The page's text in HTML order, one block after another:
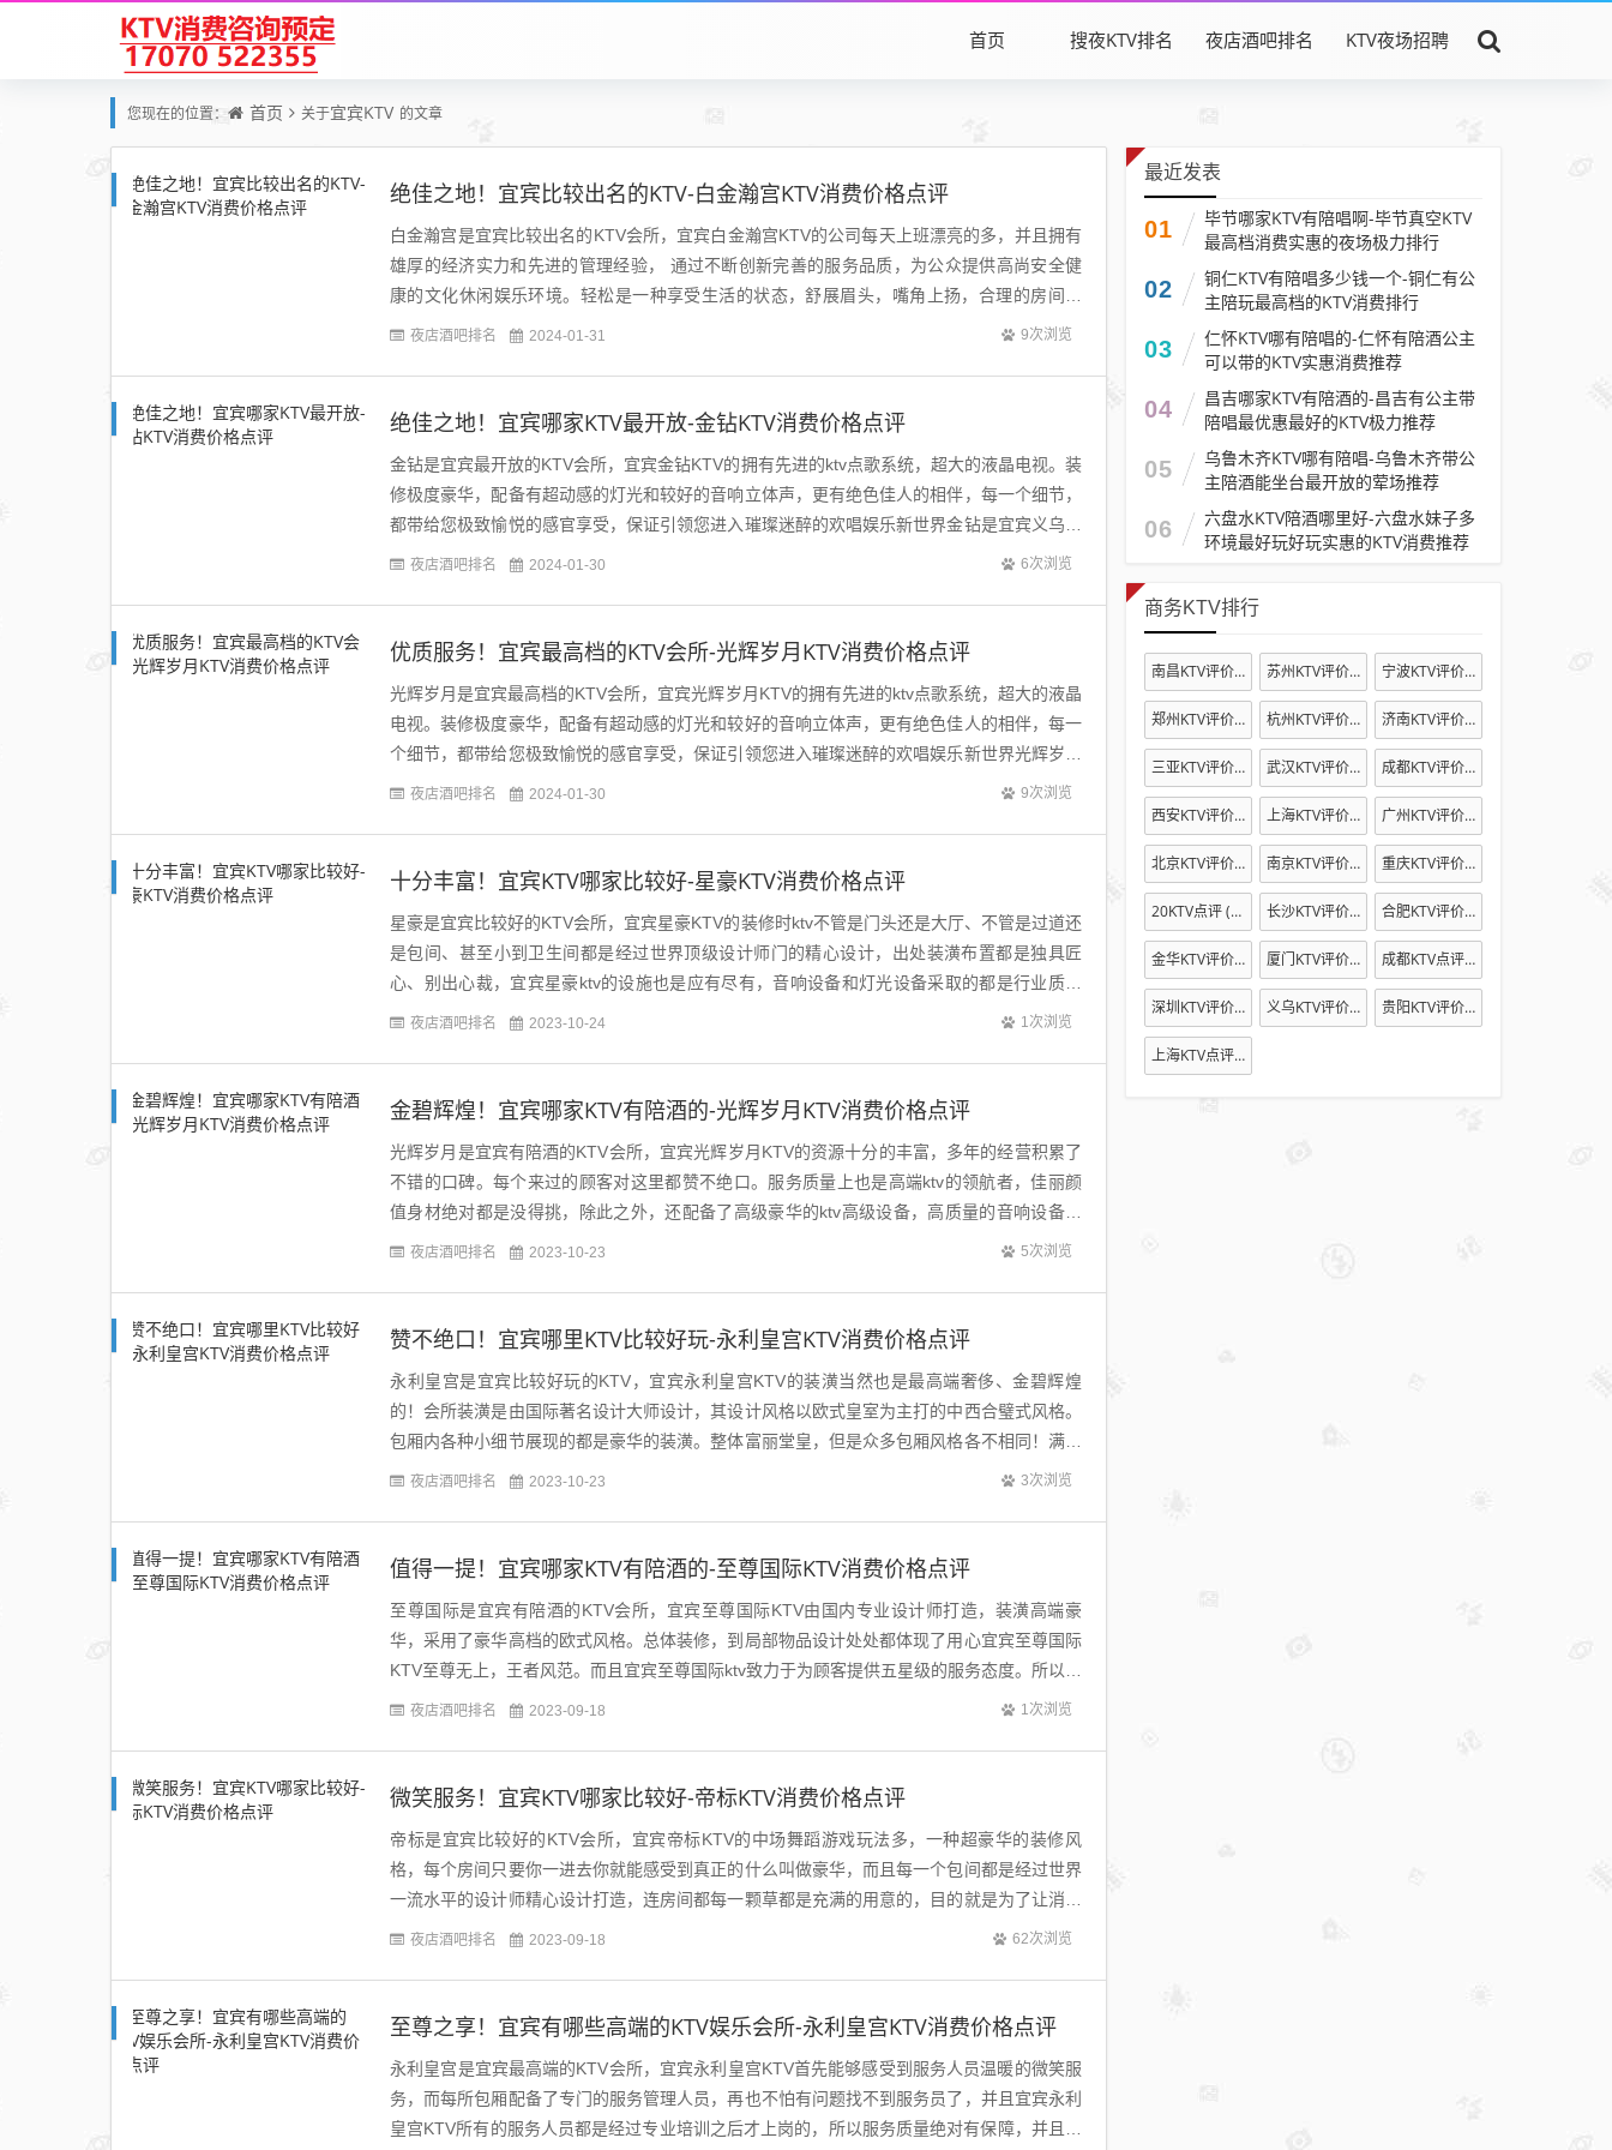
首页 搜夜KTV排名 夜店酒吧排名 KTV夜场招聘
您现在的位置： 首页 关于宜宾KTV 的文章
绝佳之地！宜宾比较出名的KTV-白金瀚宫KTV消费价格点评
白金瀚宫是宜宾比较出名的KTV会所，宜宾白金瀚宫KTV的公司每天上班漂亮的多，并且拥有
雄厚的经济实力和先进的管理经验， 通过不断创新完善的服务品质，为公众提供高尚安全健
康的文化休闲娱乐环境。轻松是一种享受生活的状态，舒展眉头，嘴角上扬，合理的房间布
局，高档舒适的布衣沙发，每一间包厢都用不同的风格装修...
夜店酒吧排名 2024-01-31 9次浏览
绝佳之地！宜宾哪家KTV最开放-金钻KTV消费价格点评
金钻是宜宾最开放的KTV会所，宜宾金钻KTV的拥有先进的ktv点歌系统，超大的液晶电视。装
修极度豪华，配备有超动感的灯光和较好的音响立体声，更有绝色佳人的相伴，每一个细节，
都带给您极致愉悦的感官享受，保证引领您进入璀璨迷醉的欢唱娱乐新世界金钻是宜宾义乌最
好玩的真空ktv，宜宾金钻ktv消拥有先进的k...
夜店酒吧排名 2024-01-30 6次浏览
优质服务！宜宾最高档的KTV会所-光辉岁月KTV消费价格点评
光辉岁月是宜宾最高档的KTV会所，宜宾光辉岁月KTV的拥有先进的ktv点歌系统，超大的液晶
电视。装修极度豪华，配备有超动感的灯光和较好的音响立体声，更有绝色佳人的相伴，每一
个细节，都带给您极致愉悦的感官享受，保证引领您进入璀璨迷醉的欢唱娱乐新世界光辉岁月
是宜宾义乌最好玩的真空ktv，宜宾光辉岁月kt...
夜店酒吧排名 2024-01-30 9次浏览
十分丰富！宜宾KTV哪家比较好-星豪KTV消费价格点评
星豪是宜宾比较好的KTV会所，宜宾星豪KTV的装修时ktv不管是门头还是大厅、不管是过道还
是包间、甚至小到卫生间都是经过世界顶级设计师门的精心设计，出处装潢布置都是独具匠
心、别出心裁，宜宾星豪ktv的设施也是应有尽有，音响设备和灯光设备采取的都是行业质量
最高的，在这里你可以享用音质极好的ktv设备进...
夜店酒吧排名 2023-10-24 1次浏览
金碧辉煌！宜宾哪家KTV有陪酒的-光辉岁月KTV消费价格点评
光辉岁月是宜宾有陪酒的KTV会所，宜宾光辉岁月KTV的资源十分的丰富，多年的经营积累了
不错的口碑。每个来过的顾客对这里都赞不绝口。服务质量上也是高端ktv的领航者，佳丽颜
值身材绝对都是没得挑，除此之外，还配备了高级豪华的ktv高级设备，高质量的音响设备和
灯光设备，你放心，绝对是一场视听盛宴，其次光辉...
夜店酒吧排名 2023-10-23 5次浏览
赞不绝口！宜宾哪里KTV比较好玩-永利皇宫KTV消费价格点评
永利皇宫是宜宾比较好玩的KTV，宜宾永利皇宫KTV的装潢当然也是最高端奢侈、金碧辉煌
的！会所装潢是由国际著名设计大师设计，其设计风格以欧式皇室为主打的中西合璧式风格。
包厢内各种小细节展现的都是豪华的装潢。整体富丽堂皇，但是众多包厢风格各不相同！满足
消费者的各种需求，其次宜宾永利皇宫ktv的佳人，都是...
夜店酒吧排名 2023-10-23 3次浏览
值得一提！宜宾哪家KTV有陪酒的-至尊国际KTV消费价格点评
至尊国际是宜宾有陪酒的KTV会所，宜宾至尊国际KTV由国内专业设计师打造，装潢高端豪
华，采用了豪华高档的欧式风格。总体装修，到局部物品设计处处都体现了用心宜宾至尊国际
KTV至尊无上，王者风范。而且宜宾至尊国际ktv致力于为顾客提供五星级的服务态度。所以在
场所内制定了严格的服务管理制度和规章，并且每位...
夜店酒吧排名 2023-09-18 1次浏览
微笑服务！宜宾KTV哪家比较好-帝标KTV消费价格点评
帝标是宜宾比较好的KTV会所，宜宾帝标KTV的中场舞蹈游戏玩法多，一种超豪华的装修风
格，每个房间只要你一进去你就能感受到真正的什么叫做豪华，而且每一个包间都是经过世界
一流水平的设计师精心设计打造，连房间都每一颗草都是充满的用意的，目的就是为了让消费
者体验到真正的放松和畅快之感，更多详情咨询静怡156...
夜店酒吧排名 2023-09-18 62次浏览
至尊之享！宜宾有哪些高端的KTV娱乐会所-永利皇宫KTV消费价格点评
永利皇宫是宜宾最高端的KTV会所，宜宾永利皇宫KTV首先能够感受到服务人员温暖的微笑服
务，而每所包厢配备了专门的服务管理人员，再也不怕有问题找不到服务员了，并且宜宾永利
皇宫KTV所有的服务人员都是经过专业培训之后才上岗的，所以服务质量绝对有保障，并且宜
最近发表
01
毕节哪家KTV有陪唱啊-毕节真空KTV
最高档消费实惠的夜场极力排行
02
铜仁KTV有陪唱多少钱一个-铜仁有公
主陪玩最高档的KTV消费排行
03
仁怀KTV哪有陪唱的-仁怀有陪酒公主
可以带的KTV实惠消费推荐
04
昌吉哪家KTV有陪酒的-昌吉有公主带
陪唱最优惠最好的KTV极力推荐
05
乌鲁木齐KTV哪有陪唱-乌鲁木齐带公
主陪酒能坐台最开放的荤场推荐
06
六盘水KTV陪酒哪里好-六盘水妹子多
环境最好玩好玩实惠的KTV消费推荐
商务KTV排行
南昌KTV评价
(8909) 苏州KTV评价
(4095) 宁波KTV评价
(4409)
郑州KTV评价
(2670) 杭州KTV评价
(4343) 济南KTV评价
(1995)
三亚KTV评价
(3364) 武汉KTV评价
(2924) 成都KTV评价
(7669)
西安KTV评价
(5213) 上海KTV评价
(14544) 广州KTV评价
(4472)
北京KTV评价
(4084) 南京KTV评价
(2997) 重庆KTV评价
(4761)
20KTV点评(6829) 长沙KTV评价
(6744) 合肥KTV评价
(3783)
金华KTV评价
(2196) 厦门KTV评价
(2125) 成都KTV点评
(2289)
深圳KTV评价
(2447) 义乌KTV评价
(2249) 贵阳KTV评价
(2163)
上海KTV点评
(2105)